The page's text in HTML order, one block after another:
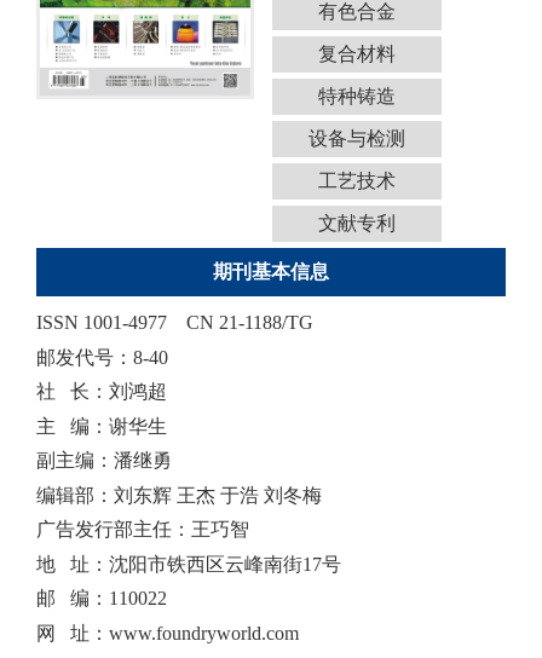
有色合金
复合材料
特种铸造
设备与检测
工艺技术
文献专利
期刊基本信息
ISSN 1001-4977 CN 21-1188/TG
邮发代号：8-40
社 长：刘鸿超
主 编：谢华生
副主编：潘继勇
编辑部：刘东辉 王杰 于浩 刘冬梅
广告发行部主任：王巧智
地 址：沈阳市铁西区云峰南街17号
邮 编：110022
网 址：www.foundryworld.com